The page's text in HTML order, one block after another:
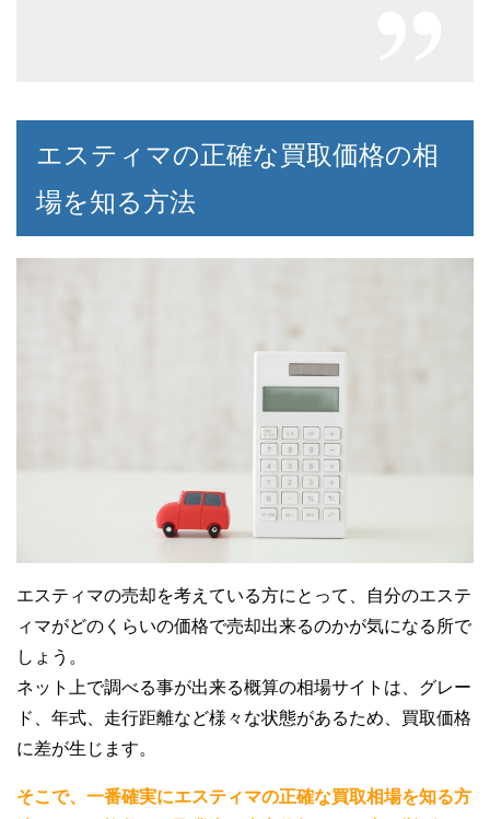
エスティマの正確な買取価格の相
場を知る方法
エスティマの売却を考えている方にとって、自分のエステ
ィマがどのくらいの価格で売却出来るのかが気になる所で
しょう。
ネット上で調べる事が出来る概算の相場サイトは、グレー
ド、年式、走行距離など様々な状態があるため、買取価格
に差が生じます。
そこで、一番確実にエスティマの正確な買取相場を知る方